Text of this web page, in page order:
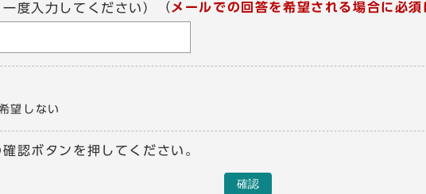
度入力してください） （メールでの回答を希望される場合に必須
望しない
認ボタンを押してください。
確認